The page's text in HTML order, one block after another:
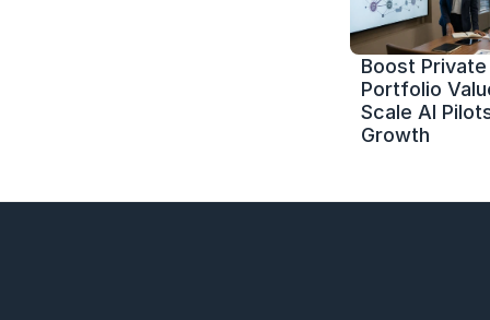
Boost
Portfolio
Scale AI
Growth